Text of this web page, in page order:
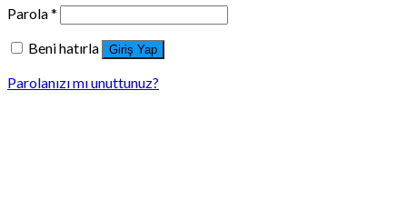
Parola*
Beni hatırla
Giriş Yap
Parolanızı mı unuttunuz?